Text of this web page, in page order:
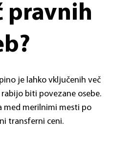
pravnih
je lahko vključenih več
biti povezane osebe.
med merilnimi mesti po
transferni ceni.